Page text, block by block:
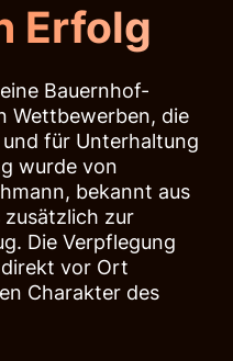
Erfolg
Bauernhof-
Wettbewerben, die
für Unterhaltung
wurde von
bekannt aus
zur
Die Verpflegung
vor Ort
Charakter des